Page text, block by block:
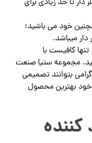
تا حد زیادی برای
خود می باشید؛
دار میباشد.
کافیست با
مجموعه ستیا صنعت
بتوانند تصمیمی
خود بهترین محصول